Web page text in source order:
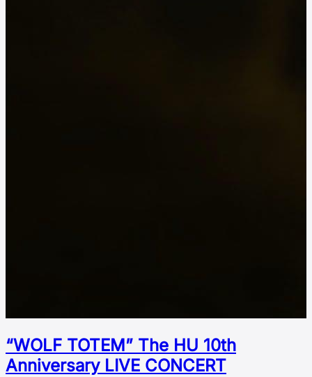
“WOLF TOTEM” The HU 10th
Аnniversary LIVE CONCERT